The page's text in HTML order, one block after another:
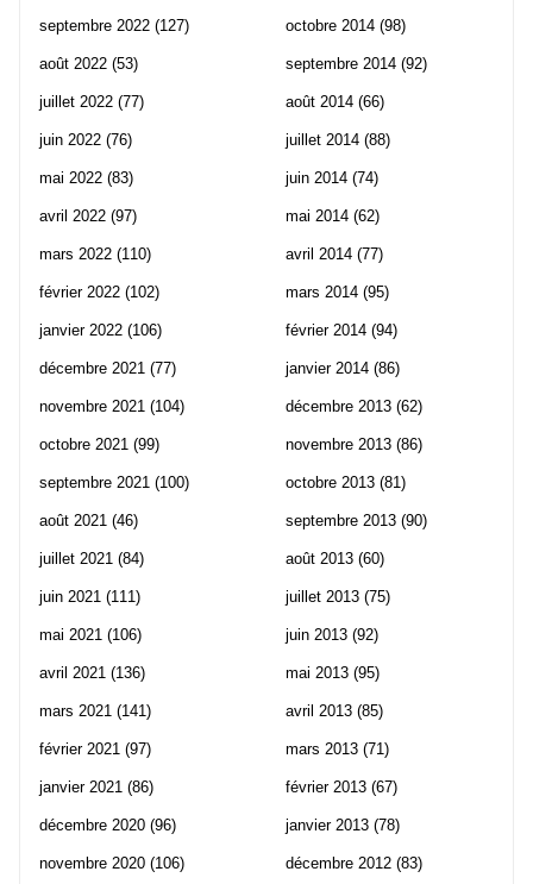
septembre 2022 (127)
août 2022 (53)
juillet 2022 (77)
juin 2022 (76)
mai 2022 (83)
avril 2022 (97)
mars 2022 (110)
février 2022 (102)
janvier 2022 (106)
décembre 2021 (77)
novembre 2021 (104)
octobre 2021 (99)
septembre 2021 (100)
août 2021 (46)
juillet 2021 (84)
juin 2021 (111)
mai 2021 (106)
avril 2021 (136)
mars 2021 (141)
février 2021 (97)
janvier 2021 (86)
décembre 2020 (96)
novembre 2020 (106)
octobre 2014 (98)
septembre 2014 (92)
août 2014 (66)
juillet 2014 (88)
juin 2014 (74)
mai 2014 (62)
avril 2014 (77)
mars 2014 (95)
février 2014 (94)
janvier 2014 (86)
décembre 2013 (62)
novembre 2013 (86)
octobre 2013 (81)
septembre 2013 (90)
août 2013 (60)
juillet 2013 (75)
juin 2013 (92)
mai 2013 (95)
avril 2013 (85)
mars 2013 (71)
février 2013 (67)
janvier 2013 (78)
décembre 2012 (83)